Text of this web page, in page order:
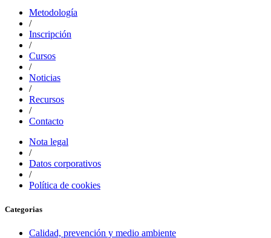
Metodología
/
Inscripción
/
Cursos
/
Noticias
/
Recursos
/
Contacto
Nota legal
/
Datos corporativos
/
Política de cookies
Categorias
Calidad, prevención y medio ambiente